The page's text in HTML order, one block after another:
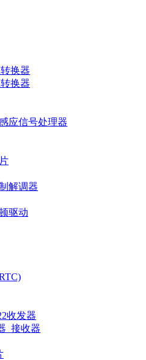
换器
换器
应信号处理器
解调器
驱动
收发器
_接收器